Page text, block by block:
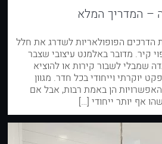
– המדריך המלא
הדרכים הפופולאריות לשדרג את חלל
קיר. מדובר באלמנט עיצובי שצבר
שמבלי לשבור קירות או להוציא
יוקרתי וייחודי בכל חדר. מגוון
הן באמת רבות, אבל אם
אף יותר ייחודי […]